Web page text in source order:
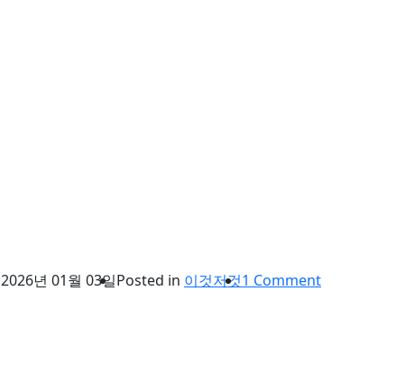
2026년 01월 03일Posted in 이것저것1 Comment